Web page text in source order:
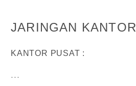
JARINGAN KANTOR
KANTOR PUSAT :
…